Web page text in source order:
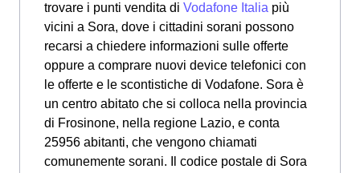
trovare i punti vendita di Vodafone Italia più
vicini a Sora, dove i cittadini sorani possono
recarsi a chiedere informazioni sulle offerte
oppure a comprare nuovi device telefonici con
le offerte e le scontistiche di Vodafone. Sora è
un centro abitato che si colloca nella provincia
di Frosinone, nella regione Lazio, e conta
25956 abitanti, che vengono chiamati
comunemente sorani. Il codice postale di Sora